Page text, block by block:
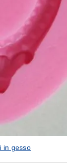
in gesso